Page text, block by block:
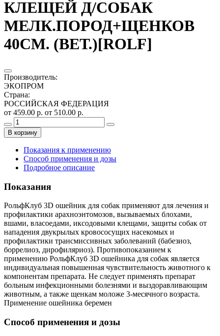
КЛЕЩЕЙ Д/СОБАК
МЕЛК.ПОРОД+ЩЕНКОВ
40СМ. (ВЕТ.)[ROLF]
Производитель:
ЭКОПРОМ
Страна:
РОССИЙСКАЯ ФЕДЕРАЦИЯ
от 459.00 р. от 510.00 р.
В корзину
Показания к применению
Способ применения и дозы
Подробное описание
Показания
РольфКлуб 3D ошейник для собак применяют для лечения и
профилактики арахноэнтомозов, вызываемых блохами,
вшами, власоедами, иксодовыми клещами, защиты собак от
нападения двукрылых кровососущих насекомых и
профилактики трансмиссивных заболеваний (бабезиоз,
боррелиоз, дирофиляриоз). Противопоказанием к
применению РольфКлуб 3D ошейника для собак является
индивидуальная повышенная чувствительность животного к
компонентам препарата. Не следует применять препарат
больным инфекционными болезнями и выздоравливающим
животным, а также щенкам моложе 3-месячного возраста.
Применение ошейника беремен
Способ применения и дозы